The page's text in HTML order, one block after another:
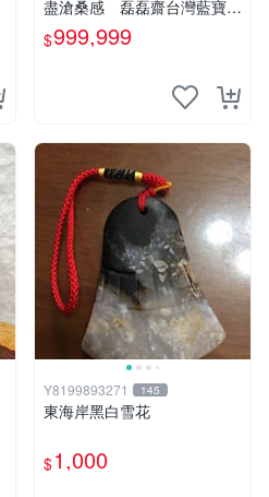
盡滄桑感 磊磊齋台灣藍寶石
東玉東海岸心臟石黑年糕玉髓
秀姑玉鳳梨芋仔玉總統石雕石
$999,999
Y8199893271 145
東海岸黑白雪花
$1,000